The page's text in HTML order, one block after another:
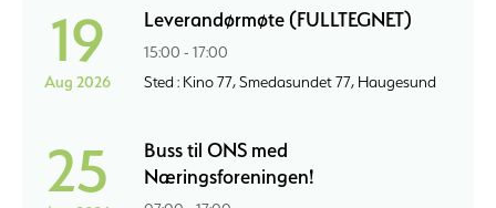
19
Aug 2026
Leverandørmøte (FULLTEGNET)
15:00 - 17:00
Sted : Kino 77, Smedasundet 77, Haugesund
25
Buss til ONS med
Næringsforeningen!